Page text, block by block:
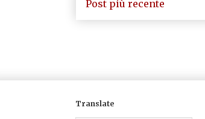
Post più recente
Translate